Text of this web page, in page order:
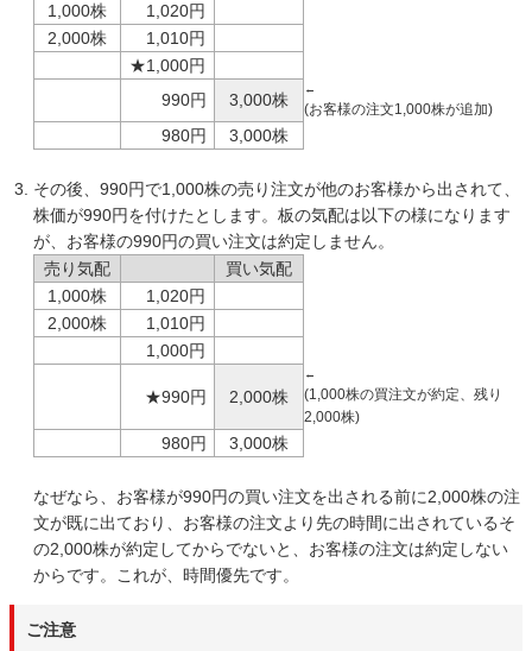
1,000株
1,020円
2,000株
1,010円
★1,000円
990円
3,000株
←
(お客様の注文1,000株が追加)
980円 3,000株
その後、990円で1,000株の売り注文が他のお客様から出されて、
株価が990円を付けたとします。板の気配は以下の様になります
が、お客様の990円の買い注文は約定しません。
売り気配
買い気配
1,000株
1,020円
2,000株
1,010円
1,000円
★990円 2,000株
←
(1,000株の買注文が約定、残り
2,000株)
980円 3,000株
なぜなら、お客様が990円の買い注文を出される前に2,000株の注
文が既に出ており、お客様の注文より先の時間に出されているそ
の2,000株が約定してからでないと、お客様の注文は約定しない
からです。これが、時間優先です。
ご注意